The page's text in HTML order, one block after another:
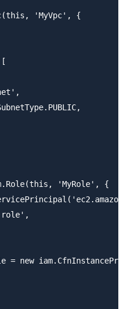
'MyVpc', {
'MyRole', {
= new